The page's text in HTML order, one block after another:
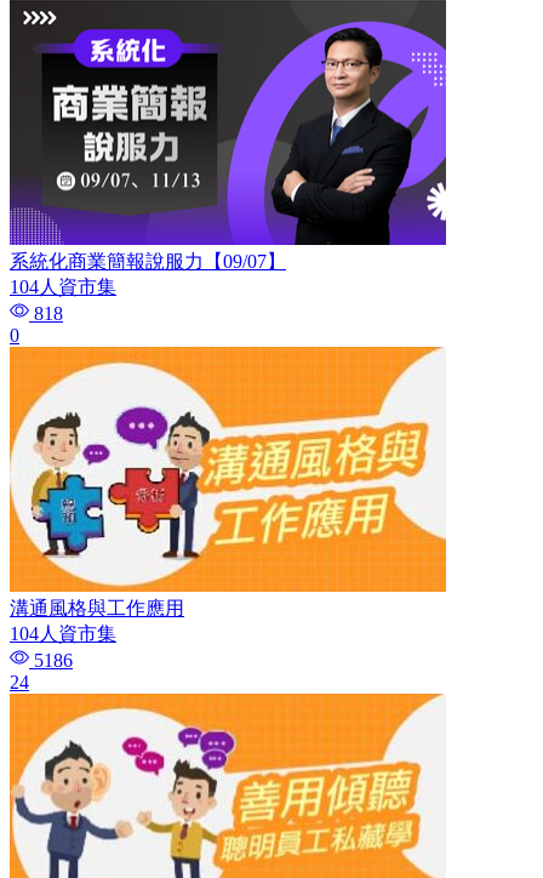
系統化商業簡報說服力【09/07】
104人資市集
818
0
溝通風格與工作應用
104人資市集
5186
24